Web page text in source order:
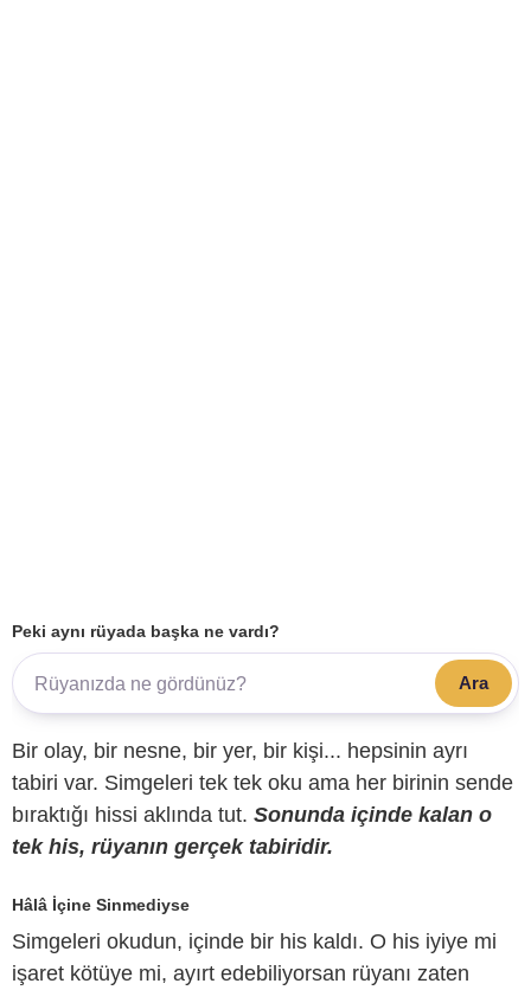
Peki aynı rüyada başka ne vardı?
Ara
Bir olay, bir nesne, bir yer, bir kişi... hepsinin ayrı
tabiri var. Simgeleri tek tek oku ama her birinin sende
bıraktığı hissi aklında tut. Sonunda içinde kalan o
tek his, rüyanın gerçek tabiridir.
Hâlâ İçine Sinmediyse
Simgeleri okudun, içinde bir his kaldı. O his iyiye mi
işaret kötüye mi, ayırt edebiliyorsan rüyanı zaten